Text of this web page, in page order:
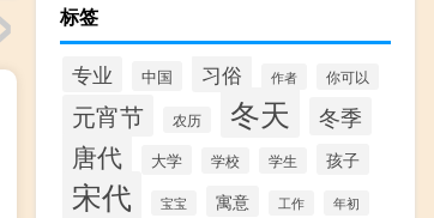
标签
专业 中国 习俗 作者 你可以
元宵节 农历 冬天 冬季
唐代 大学 学校 学生 孩子
宋代 宝宝 寓意 工作 年初